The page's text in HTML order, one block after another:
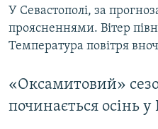
У Севастополі, за
проясненнями. Вітер
Температура повітря
«Оксамитовий»
починається осінь